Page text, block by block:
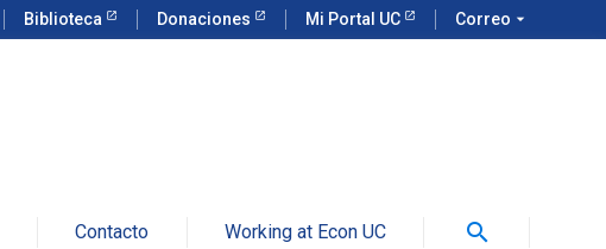
Biblioteca Donaciones Mi Portal UC Correo arrow_drop_down
Contacto Working at Econ UC search